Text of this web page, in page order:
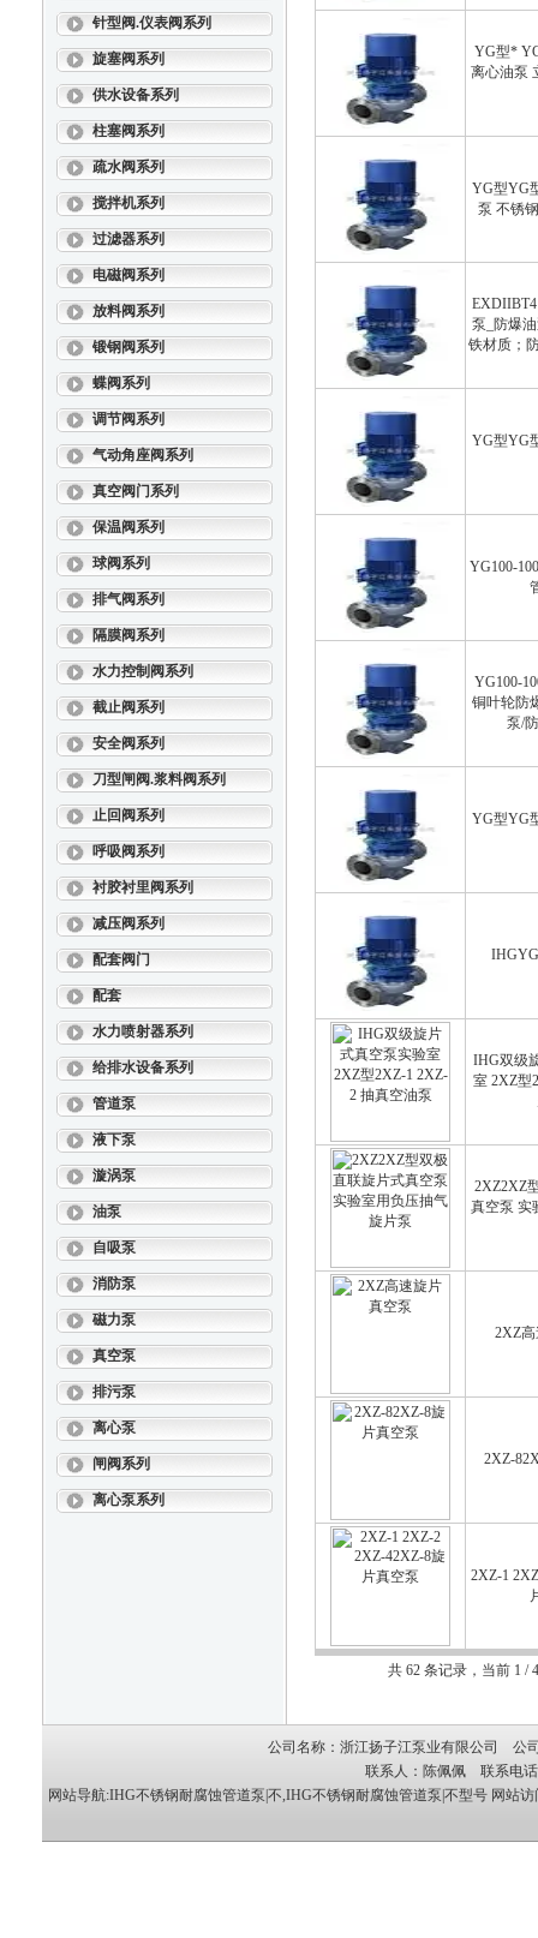
针型阀.仪表阀系列
旋塞阀系列
供水设备系列
柱塞阀系列
疏水阀系列
搅拌机系列
过滤器系列
电磁阀系列
放料阀系列
锻钢阀系列
蝶阀系列
调节阀系列
气动角座阀系列
真空阀门系列
保温阀系列
球阀系列
排气阀系列
隔膜阀系列
水力控制阀系列
截止阀系列
安全阀系列
刀型闸阀.浆料阀系列
止回阀系列
呼吸阀系列
衬胶衬里阀系列
减压阀系列
配套阀门
配套
水力喷射器系列
给排水设备系列
管道泵
液下泵
漩涡泵
油泵
自吸泵
消防泵
磁力泵
真空泵
排污泵
离心泵
闸阀系列
离心泵系列
YG型*
离心油泵
YG型YG
泵 不锈
泵_防爆
铁材质；
YG型YG
YG100-
YG100-
铜叶轮防
泵/
YG型YG
IHG双级
室 2XZ型
2XZ2XZ
真空泵 实
2XZ
2XZ-
2XZ-1
共 62 条记录，当前 1
公司名称：浙江扬子江泵业有限公司 公
联系人：陈佩佩 联系电
网站导航:IHG不锈钢耐腐蚀管道泵|不,IHG不锈钢耐腐蚀管道泵|不型号 网站